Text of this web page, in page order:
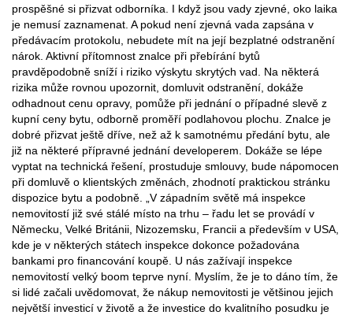
prospěšné si přizvat odborníka. I když jsou vady zjevné, oko laika
je nemusí zaznamenat. A pokud není zjevná vada zapsána v
předávacím protokolu, nebudete mít na její bezplatné odstranění
nárok. Aktivní přítomnost znalce při přebírání bytů
pravděpodobně sníží i riziko výskytu skrytých vad. Na některá
rizika může rovnou upozornit, domluvit odstranění, dokáže
odhadnout cenu opravy, pomůže při jednání o případné slevě z
kupní ceny bytu, odborně proměří podlahovou plochu. Znalce je
dobré přizvat ještě dříve, než až k samotnému předání bytu, ale
již na některé přípravné jednání developerem. Dokáže se lépe
vyptat na technická řešení, prostuduje smlouvy, bude nápomocen
při domluvě o klientských změnách, zhodnotí praktickou stránku
dispozice bytu a podobně. „V západním světě má inspekce
nemovitostí již své stálé místo na trhu – řadu let se provádí v
Německu, Velké Británii, Nizozemsku, Francii a především v USA,
kde je v některých státech inspekce dokonce požadována
bankami pro financování koupě. U nás zažívají inspekce
nemovitostí velký boom teprve nyní. Myslím, že je to dáno tím, že
si lidé začali uvědomovat, že nákup nemovitosti je většinou jejich
největší investicí v životě a že investice do kvalitního posudku je